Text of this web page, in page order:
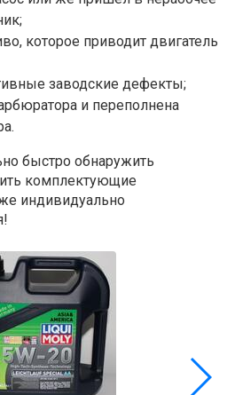
которое приводит двигатель
заводские дефекты;
и переполнена
быстро обнаружить
комплектующие
индивидуально